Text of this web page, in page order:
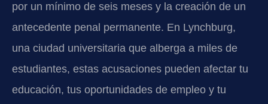
por un mínimo de seis meses y la creación de un
antecedente penal permanente. En Lynchburg,
una ciudad universitaria que alberga a miles de
estudiantes, estas acusaciones pueden afectar tu
educación, tus oportunidades de empleo y tu